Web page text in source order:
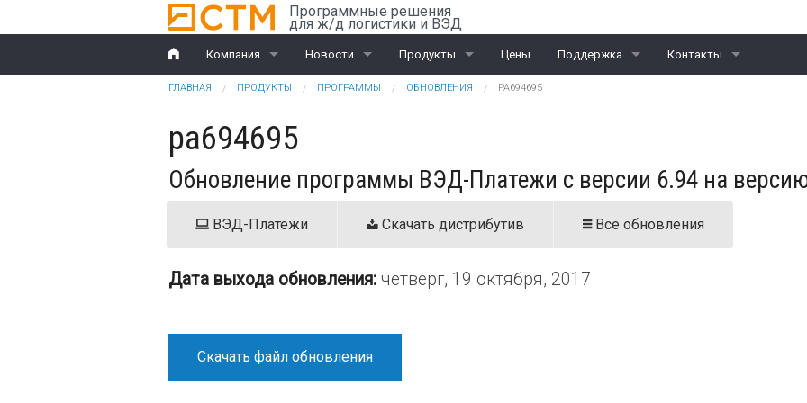
Перейти к основному содержанию Программные решения
для ж/д логистики и ВЭД
Компания
История
Награды
Партнеры
Клиенты
Документы
Новости
Компания
ВЭД
Продукты
Rail-Офис
ЭД и ПИ
Интеграционные проекты
Цены Поддержка Контакты
Калининград
Вы здесь
ГЛАВНАЯ ПРОДУКТЫ ПРОГРАММЫ ОБНОВЛЕНИЯ PA694695
pa694695
Обновление программы ВЭД-Платежи с версии 6.94 на
ВЭД-Платежи Скачать дистрибутив Все обновления
Дата выхода обновления: четверг, 19 октября, 2017
Скачать файл обновления